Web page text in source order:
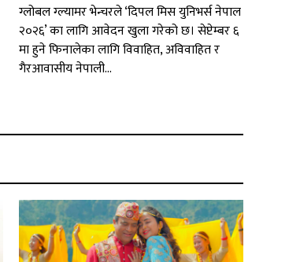
ग्लोबल ग्ल्यामर भेन्चरले ‘दिपल मिस युनिभर्स नेपाल
२०२६’ का लागि आवेदन खुला गरेको छ। सेप्टेम्बर ६
मा हुने फिनालेका लागि विवाहित, अविवाहित र
गैरआवासीय नेपाली...